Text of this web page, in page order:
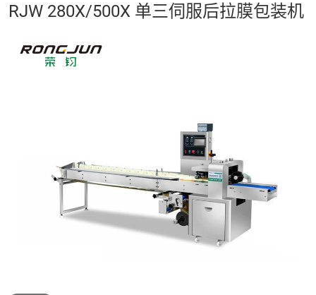
RJW 280X/500X 单三伺服后拉膜包装机